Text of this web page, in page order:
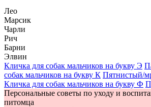
Лео
Марсик
Чарли
Рич
Барни
Элвин
Кличка для собак мальчиков на букву Э
собак мальчиков на букву К Пятнистый/
Кличка для собак мальчиков на букву Ф
Персональные советы по уходу и
питомца